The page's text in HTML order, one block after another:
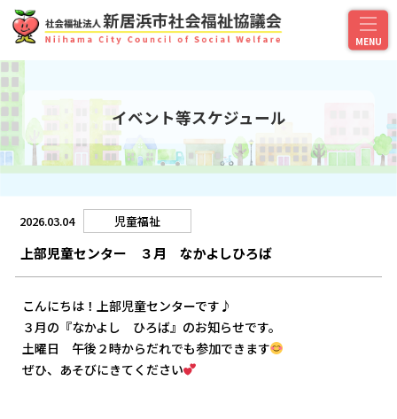
イベント等スケジュール
2026.03.04 児童福祉
上部児童センター ３月 なかよしひろば
こんにちは！上部児童センターです♪
３月の『なかよし ひろば』のお知らせです。
土曜日 午後２時からだれでも参加できます
ぜひ、あそびにきてください